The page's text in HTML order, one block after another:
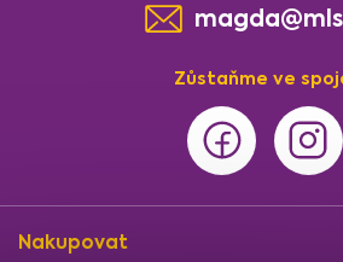
Zůstaňme ve
Nakupovat